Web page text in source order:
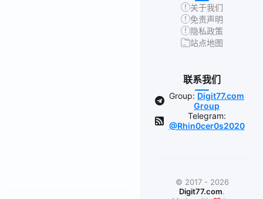
关于我们
免责声明
隐私政策
站点地图
联系我们
Group: Digit77.com
Group
Telegram:
@Rhin0cer0s2020
© 2017 - 2026
Digit77.com.